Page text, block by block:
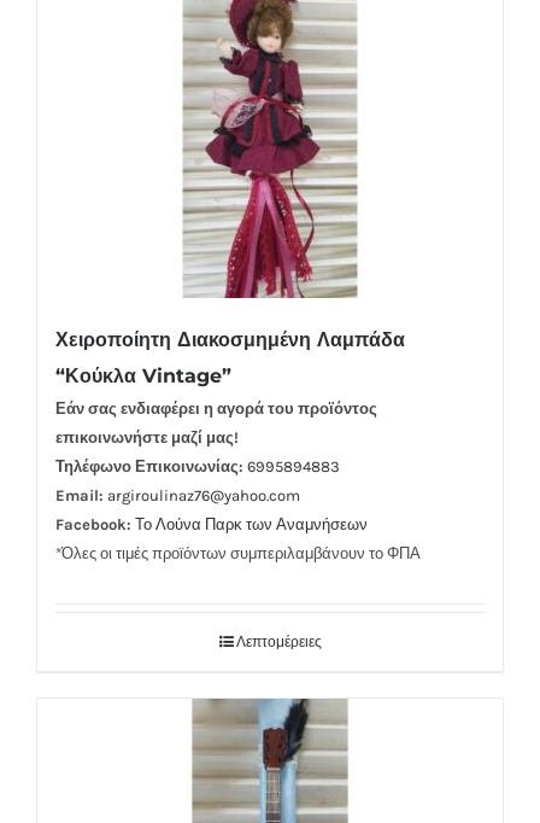
Χειροποίητη Διακοσμημένη Λαμπάδα
“Κούκλα Vintage”
Εάν σας ενδιαφέρει η αγορά του προϊόντος
επικοινωνήστε μαζί μας!
Τηλέφωνο Επικοινωνίας: 6995894883
Email: argiroulinaz76@yahoo.com
Facebook: Το Λούνα Παρκ των Αναμνήσεων
*Όλες οι τιμές προϊόντων συμπεριλαμβάνουν το ΦΠΑ
Λεπτομέρειες